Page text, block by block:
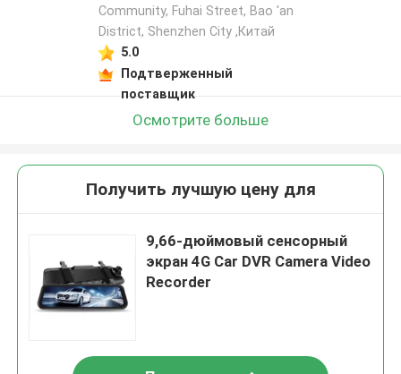
Community, Fuhai Street, Bao 'an
District, Shenzhen City ,Китай
5.0
Подтверженный
поставщик
Осмотрите больше
Получить лучшую цену для
9,66-дюймовый сенсорный
экран 4G Car DVR Camera Video
Recorder